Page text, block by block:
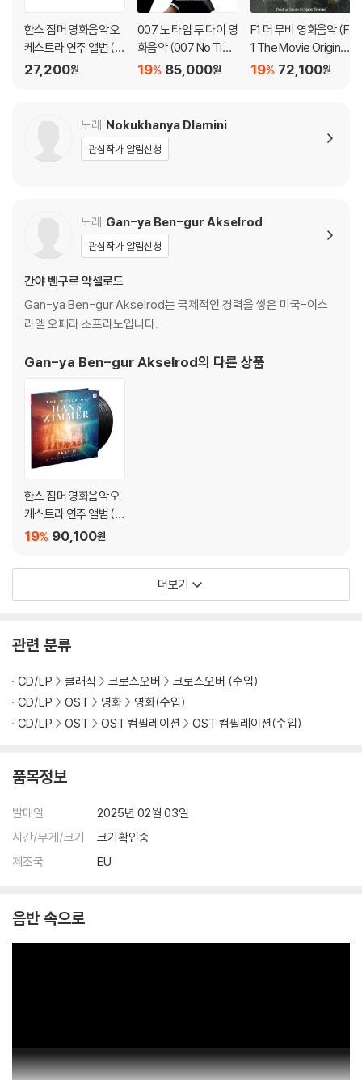
한스 짐머 영화음악 오
케스트라 연주 앨범 (T
he World of Hans Zi
27,200원
007 노 타임 투 다이 영
화음악 (007 No Tim
e To Die OST) [픽쳐
85,000원
19%
F1 더 무비 영화음악 (F
1 The Movie Original
Score Album Music
72,100원
19%
노래 Nokukhanya Dlamini
관심작가 알림신청
노래 Gan-ya Ben-gur Akselrod
관심작가 알림신청
간야 벤구르 악셀로드
Gan-ya Ben-gur Akselrod는 국제적인 경력을 쌓은 미국-이스
라엘 오페라 소프라노입니다.
Gan-ya Ben-gur Akselrod의 다른 상품
한스 짐머 영화음악 오
케스트라 연주 앨범 (T
he World of Hans Zi
w Dimension) [3LP]
90,100원
19%
더보기
관련 분류
CD/LP 클래식 크로스오버
크로스오버 (수입)
CD/LP
OST 영화
영화(수입)
CD/LP
OST OST 컴필레이션 OST 컴필레이션(수입)
품목정보
발매일
2025년 02월 03일
시간/무게/크기
크기확인중
제조국
EU
음반 속으로